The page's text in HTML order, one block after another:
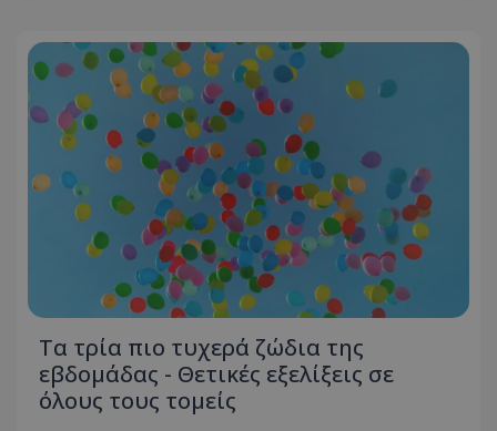
Τα τρία πιο τυχερά ζώδια της
εβδομάδας - Θετικές εξελίξεις σε
όλους τους τομείς